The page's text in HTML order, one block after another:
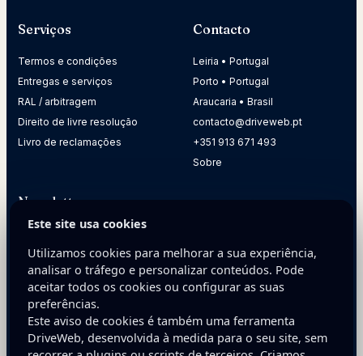
Serviços
Termos e condições
Entregas e serviços
RAL / arbitragem
Direito de livre resolução
Livro de reclamações
Contacto
Leiria • Portugal
Porto • Portugal
Araucaria • Brasil
contacto@driveweb.pt
+351 913 671 493
Sobre
Newsletter
sua empresa.
E-mail
Este site usa cookies
Utilizamos cookies para melhorar a sua experiência,
analisar o tráfego e personalizar conteúdos. Pode
aceitar todos os cookies ou configurar as suas
preferências.
Este aviso de cookies é também uma ferramenta
DriveWeb, desenvolvida à medida para o seu site, sem